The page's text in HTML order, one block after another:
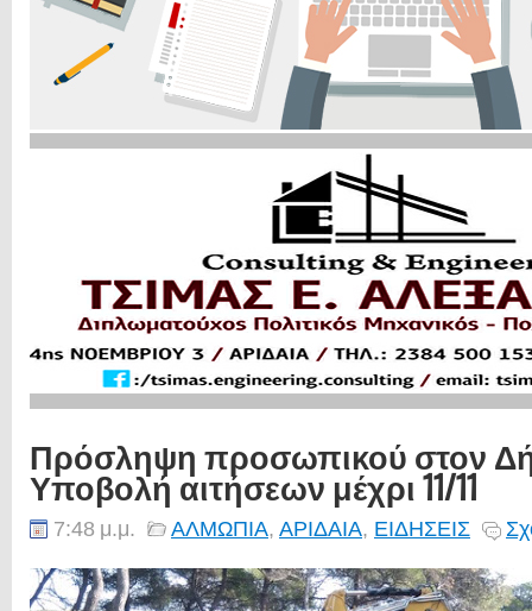
Πρόσληψη προσωπικού στον
Υποβολή αιτήσεων μέχρι 11/11
7:48 μ.μ. ΑΛΜΩΠΙΑ, ΑΡΙΔΑΙΑ, ΕΙΔΗΣΕΙΣ